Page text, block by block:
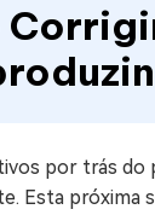
por trás
Esta próxima